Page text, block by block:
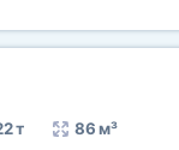
т 86 м³